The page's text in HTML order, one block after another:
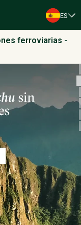
ES
ferroviarias -